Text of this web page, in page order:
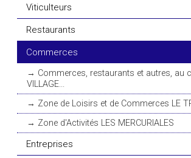
Viticulteurs
Restaurants
Commerces
Commerces, restaurants et autres, au
VILLAGE...
Zone de Loisirs et de Commerces LE
Zone d'Activités LES MERCURIALES
Entreprises